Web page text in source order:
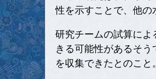
性を示すことで、他の
研究チームの試算に
きる可能性があるそ
を収集できたとのこと。